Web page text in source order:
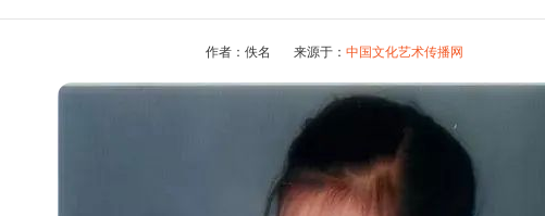
作者：佚名 来源于： 中国文化艺术传播网